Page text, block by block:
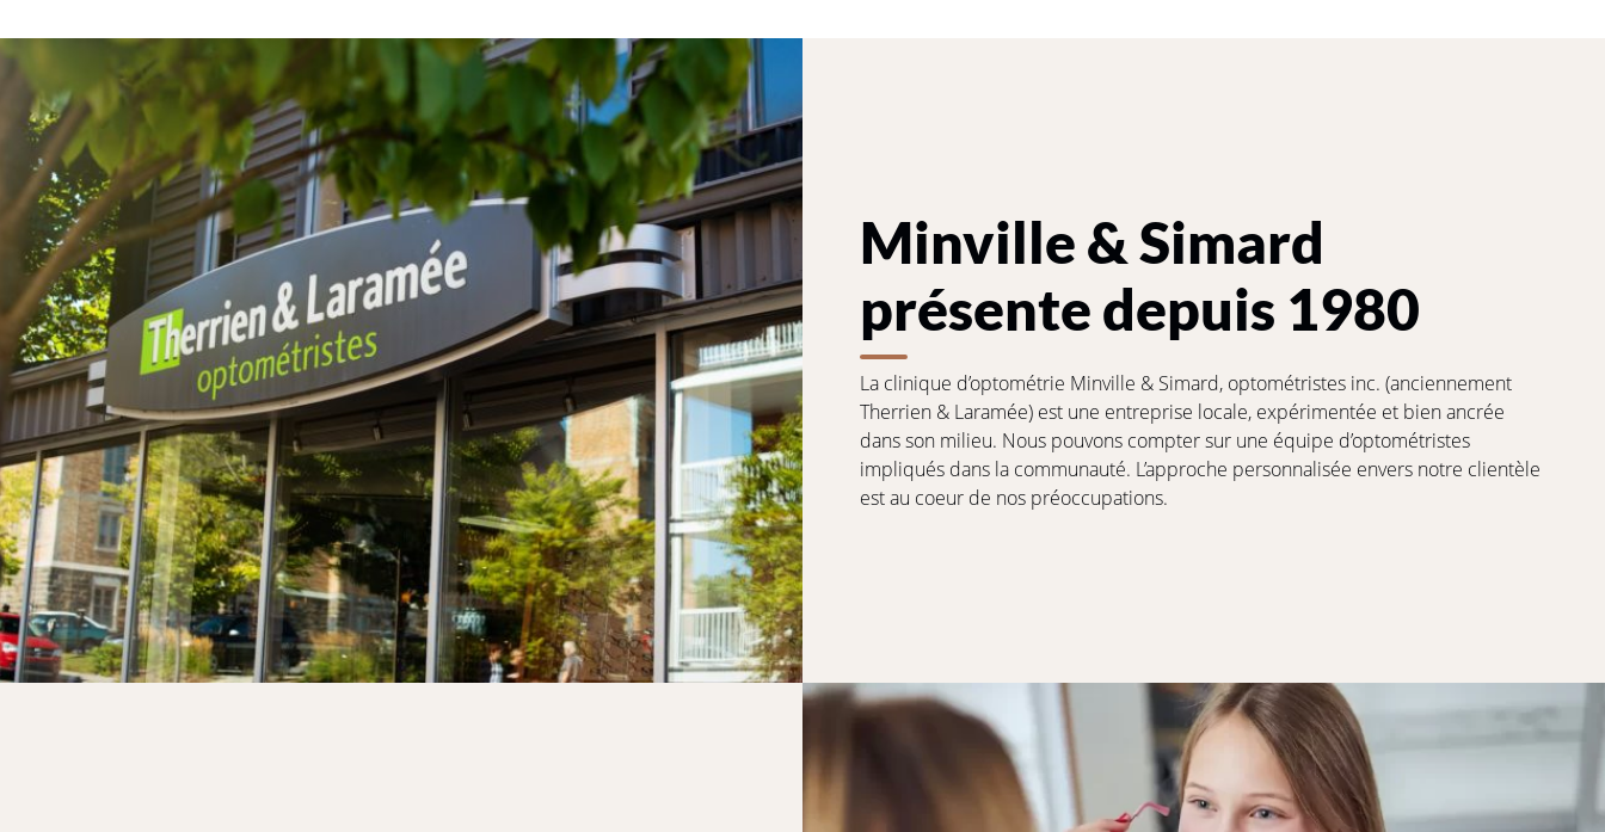
Minville & Simard
présente depuis 1980
La clinique d’optométrie Minville & Simard, optométristes inc. (anciennement
Therrien & Laramée) est une entreprise locale, expérimentée et bien ancrée
dans son milieu. Nous pouvons compter sur une équipe d’optométristes
impliqués dans la communauté. L’approche personnalisée envers notre clientèle
est au coeur de nos préoccupations.